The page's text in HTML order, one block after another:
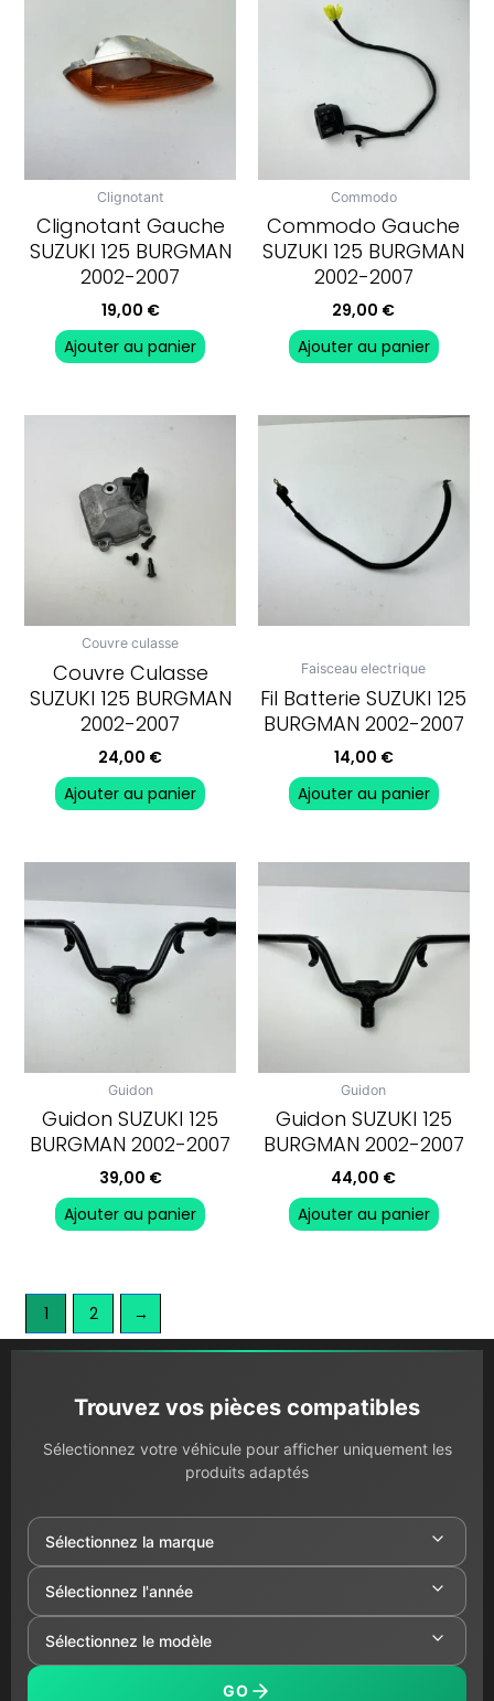
Clignotant
Clignotant Gauche
SUZUKI 125 BURGMAN
2002-2007
19,00 €
Ajouter au panier
Commodo
Commodo Gauche
SUZUKI 125 BURGMAN
2002-2007
29,00 €
Ajouter au panier
Couvre culasse
Couvre Culasse
SUZUKI 125 BURGMAN
2002-2007
24,00 €
Ajouter au panier
Faisceau electrique
Fil Batterie SUZUKI 125
BURGMAN 2002-2007
14,00 €
Ajouter au panier
Guidon
Guidon SUZUKI 125
BURGMAN 2002-2007
39,00 €
Ajouter au panier
Guidon
Guidon SUZUKI 125
BURGMAN 2002-2007
44,00 €
Ajouter au panier
1 2 →
Trouvez vos pièces compatibles
Sélectionnez votre véhicule pour afficher uniquement les
produits adaptés
GO